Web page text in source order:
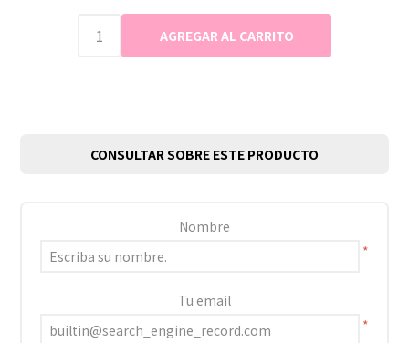
CONSULTAR SOBRE ESTE PRODUCTO
Nombre
*
Tu email
*